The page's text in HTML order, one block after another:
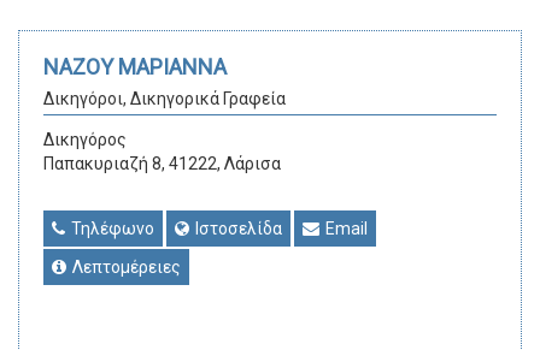
ΝΑΖΟΥ ΜΑΡΙΑΝΝΑ
Δικηγόροι, Δικηγορικά Γραφεία
Δικηγόρος
Παπακυριαζή 8, 41222, Λάρισα
Τηλέφωνο Ιστοσελίδα
Email
Λεπτομέρειες